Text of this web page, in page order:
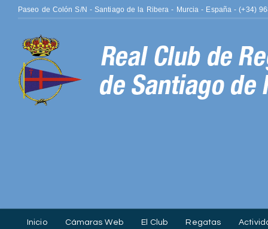
Paseo de Colón S/N - Santiago de la Ribera - Murcia - España - (+34)
Inicio Cámaras Web El Club Regatas